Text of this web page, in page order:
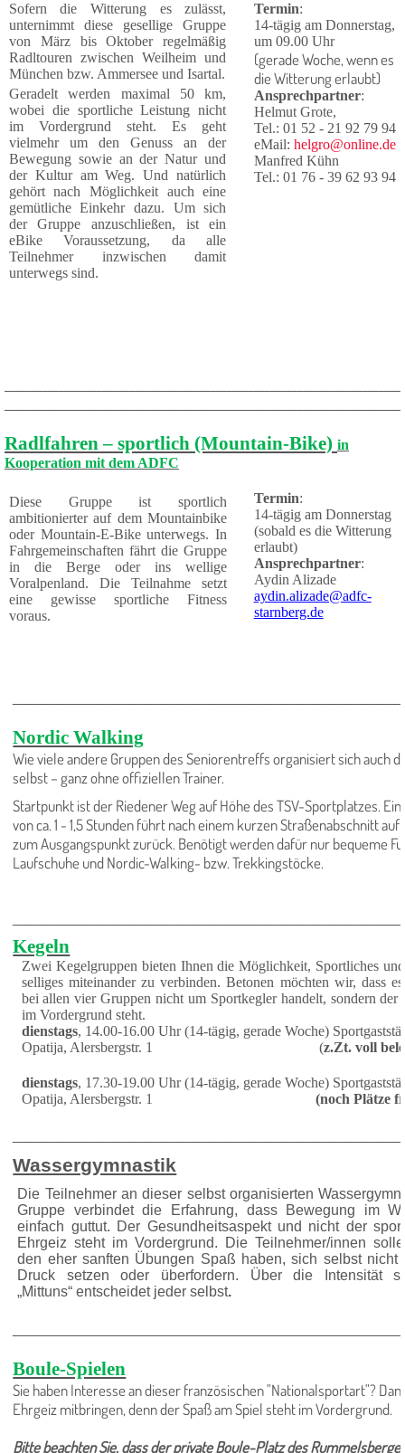
Sofern die Witterung es zulässt,
unternimmt diese gesellige Gruppe
von März bis Oktober regelmäßig
Radltouren zwischen Weilheim und
München bzw. Ammersee und Isartal.
Geradelt werden maximal 50 km,
wobei die sportliche Leistung nicht
im Vorder­grund steht. Es geht
vielmehr um den Genuss an der
Bewegung sowie an der Natur und
der Kultur am Weg. Und natürlich
gehört nach Möglichkeit auch eine
gemütliche Einkehr dazu. Um sich
der Gruppe anzuschließen, ist ein
eBike Voraussetzung, da alle
Teilnehmer inzwischen damit
unterwegs sind.
Termin:
14-tägig am Donnerstag,
um 09.00 Uhr
(gerade Woche, wenn es
die Witterung erlaubt)
Ansprechpartner:
Helmut Grote,
Tel.: 01 52 - 21 92 79 94
eMail: helgro@online.de
Manfred Kühn
Tel.: 01 76 - 39 62 93 94
Radlfahren – sportlich (Mountain-Bike) in
Kooperation mit dem ADFC
Diese Gruppe ist sportlich
ambitionierter auf dem Mountainbike
oder Mountain-E-Bike unterwegs. In
Fahrgemeinschaften fährt die Gruppe
in die Berge oder ins wellige
Voralpenland. Die Teilnahme setzt
eine gewisse sportliche Fitness
voraus.
Termin:
14-tägig am Donnerstag
(sobald es die Witterung
erlaubt)
Ansprechpartner:
Aydin Alizade
aydin.alizade@adfc-
starnberg.de
Nordic Walking
Wie viele andere Gruppen des Seniorentreffs organisiert sich auch
selbst – ganz ohne offiziellen Trainer.
Startpunkt ist der Riedener Weg auf Höhe des TSV-Sportplatzes.
von ca. 1 - 1,5 Stunden führt nach einem kurzen Straßenabschnitt auf
zum Ausgangspunkt zurück. Benötigt werden dafür nur bequeme
Lauf­schuhe und Nordic-Walking- bzw. Trekking­stöcke.
Kegeln
Zwei Kegelgruppen bieten Ihnen die Möglichkeit, Sport­li­ches
selliges mit­ein­ander zu ver­bin­den. Betonen möchten wir, dass
bei allen vier Gruppen nicht um Sportkegler handelt, son­dern der
im Vordergrund steht.
dienstags, 14.00-16.00 Uhr (14-tägig, gerade Woche)
Opatija, Alersbergstr. 1 (z.Zt. voll
dienstags, 17.30-19.00 Uhr (14-tägig, gerade Woche)
Opatija, Alersbergstr. 1
(noch Plätze
Wassergymnastik
Die Teilnehmer an dieser selbst organisierten
Gruppe ver­bindet die Erfahrung, dass Bewegung im
einfach guttut. Der Ge­sundheitsaspekt und nicht der
Ehrgeiz steht im Vordergrund. Die Teilnehmer/innen
den eher sanften Übungen Spaß haben, sich selbst nicht
Druck setzen oder überfordern. Über die Intensität
„Mittuns“ entscheidet jeder selbst.
Boule-Spielen
Sie haben Interesse an dieser französischen "Nationalsportart"?
Ehrgeiz mitbringen, denn der Spaß am Spiel steht im Vordergrund.
Bitte beachten Sie, dass der private Boule-Platz des